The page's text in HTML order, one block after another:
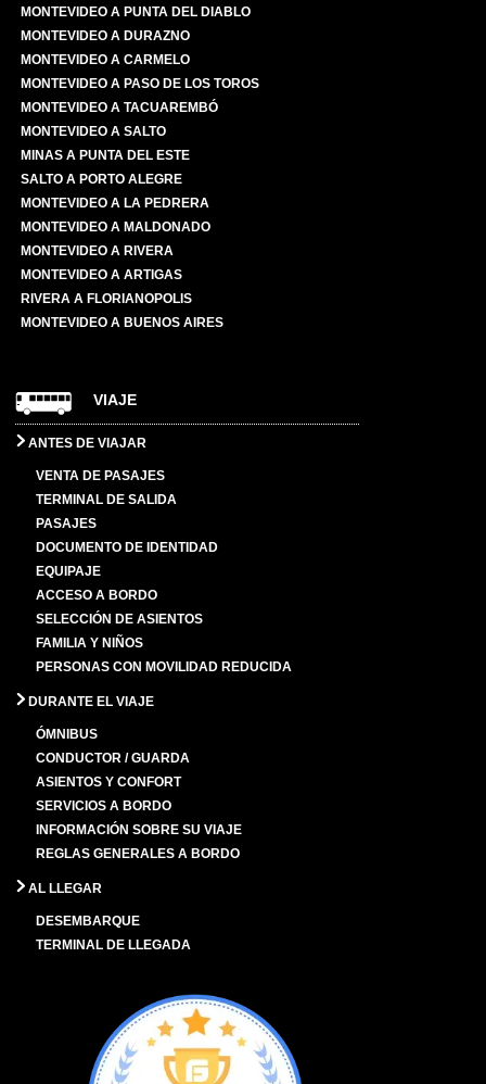
MONTEVIDEO A PUNTA DEL DIABLO
MONTEVIDEO A DURAZNO
MONTEVIDEO A CARMELO
MONTEVIDEO A PASO DE LOS TOROS
MONTEVIDEO A TACUAREMBÓ
MONTEVIDEO A SALTO
MINAS A PUNTA DEL ESTE
SALTO A PORTO ALEGRE
MONTEVIDEO A LA PEDRERA
MONTEVIDEO A MALDONADO
MONTEVIDEO A RIVERA
MONTEVIDEO A ARTIGAS
RIVERA A FLORIANOPOLIS
MONTEVIDEO A BUENOS AIRES
VIAJE
ANTES DE VIAJAR
VENTA DE PASAJES
TERMINAL DE SALIDA
PASAJES
DOCUMENTO DE IDENTIDAD
EQUIPAJE
ACCESO A BORDO
SELECCIÓN DE ASIENTOS
FAMILIA Y NIÑOS
PERSONAS CON MOVILIDAD REDUCIDA
DURANTE EL VIAJE
ÓMNIBUS
CONDUCTOR / GUARDA
ASIENTOS Y CONFORT
SERVICIOS A BORDO
INFORMACIÓN SOBRE SU VIAJE
REGLAS GENERALES A BORDO
AL LLEGAR
DESEMBARQUE
TERMINAL DE LLEGADA